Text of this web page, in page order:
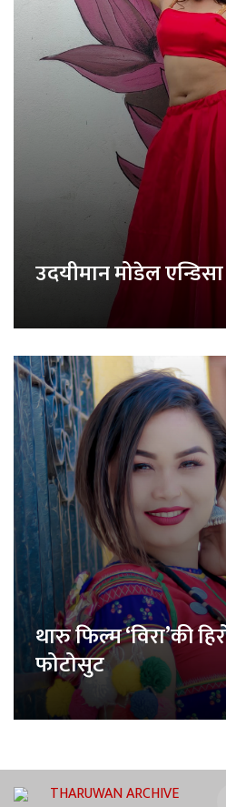
उदयीमान मोडेल
थारु फिल्म ‘विरा’की
फोटोसुट
THARUWAN ARCHIVE